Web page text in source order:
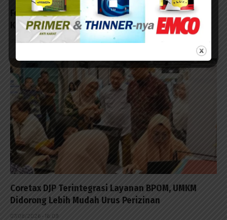
Festival Makanan Khas Probolinggo 2026 Dorong
Kuliner Lokal Jadi Magnet Pariwisata
08/08/2026 - 09:23
Coretax DJP Terintegrasi Layanan BPOM, UMKM
Didorong Lebih Mudah Urus Perizinan
07/08/2026 - 16:09